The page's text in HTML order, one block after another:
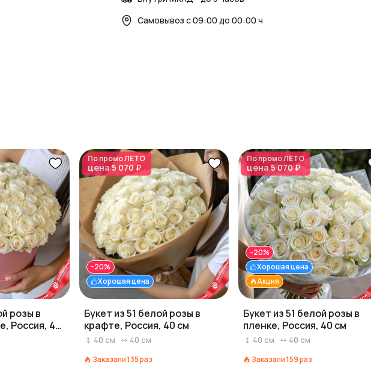
Самовывоз с 09:00 до 00:00 ч
розы в
Россия, 40
По промоЛЕТО
цена5 070 ₽
Хорошая цена
-20%
Букет из 51 белой розы в
крафте, Россия, 40 см
40 см 40 см
Заказали135раз
По промоЛЕТО
цена5 070 ₽
Акция
Хорошая цена
-20%
Букет из 51 белой розы в
пленке, Россия, 40 см
40 см 40 см
Заказали159раз